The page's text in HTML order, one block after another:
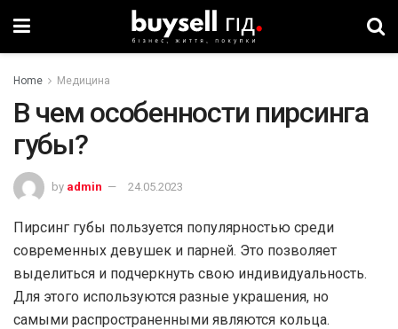
Home Медицина
В чем особенности пирсинга
губы?
by admin 24.05.2023
Пирсинг губы пользуется популярностью среди
современных девушек и парней. Это позволяет
выделиться и подчеркнуть свою индивидуальность.
Для этого используются разные украшения, но
самыми распространенными являются кольца.